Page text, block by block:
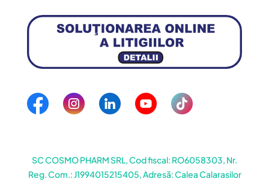
SC COSMO PHARM SRL, Cod fiscal: RO6058303, Nr.
Reg. Com.: J1994015215405, Adresă: Calea Calarasilor